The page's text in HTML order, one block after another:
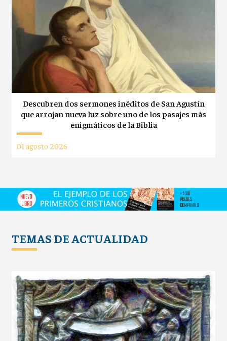
Descubren dos sermones inéditos de San Agustín
que arrojan nueva luz sobre uno de los pasajes más
enigmáticos de la Biblia
01 agosto 2026
TEMAS DE ACTUALIDAD